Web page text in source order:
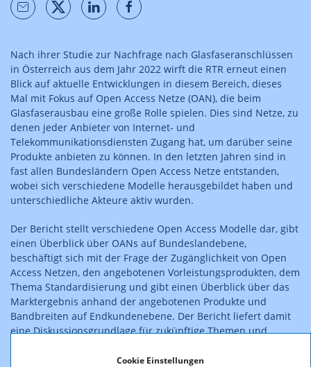
Cookie Einstellungen
Nach ihrer Studie zur Nachfrage nach Glasfaseranschlüssen
in Österreich aus dem Jahr 2022 wirft die RTR erneut einen
Blick auf aktuelle Entwicklungen in diesem Bereich, dieses
Mal mit Fokus auf Open Access Netze (OAN), die beim
Glasfaserausbau eine große Rolle spielen. Dies sind Netze, zu
denen jeder Anbieter von Internet- und
Telekommunikationsdiensten Zugang hat, um darüber seine
Produkte anbieten zu können. In den letzten Jahren sind in
fast allen Bundesländern Open Access Netze entstanden,
wobei sich verschiedene Modelle herausgebildet haben und
unterschiedliche Akteure aktiv wurden.
Der Bericht stellt verschiedene Open Access Modelle dar, gibt
einen Überblick über OANs auf Bundeslandebene,
beschäftigt sich mit der Frage der Zugänglichkeit von Open
Access Netzen, den angebotenen Vorleistungsprodukten, dem
Thema Standardisierung und gibt einen Überblick über das
Marktergebnis anhand der angebotenen Produkte und
Bandbreiten auf Endkundenebene. Der Bericht liefert damit
eine Diskussionsgrundlage für zukünftige Themen und
Glasfaserausbau in Österreich.